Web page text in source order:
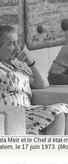
Meir et le Chef
le 17 juin 1973. (